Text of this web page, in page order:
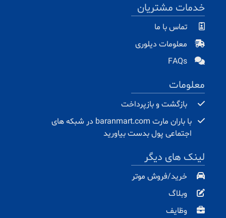
خدمات مشتریان
تماس با ما
معلومات دیلوری
FAQs
معلومات
بازگشت و بازپرداخت
با باران مارت baranmart.com در شبکه های
اجتماعی پول بدست بیاورید
لینک های دیگر
خرید/فروش موتر
وبلاگ
وظایف